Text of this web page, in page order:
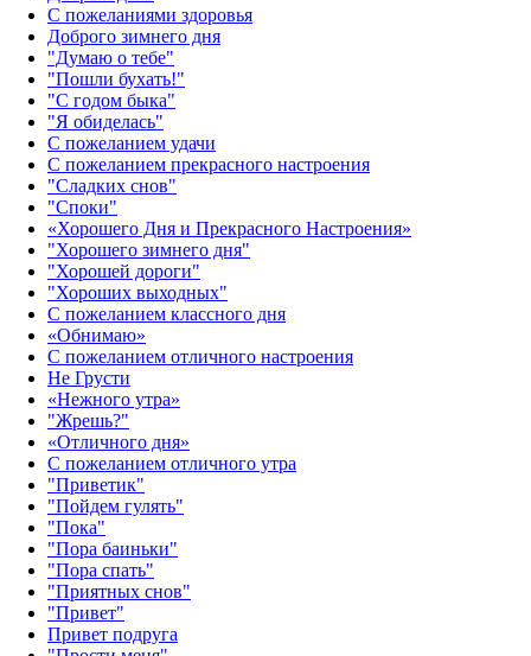
С пожеланиями здоровья
Доброго зимнего дня
"Думаю о тебе"
"Пошли бухать!"
"С годом быка"
"Я обиделась"
С пожеланием удачи
С пожеланием прекрасного настроения
"Сладких снов"
"Споки"
«Хорошего Дня и Прекрасного Настроения»
"Хорошего зимнего дня"
"Хорошей дороги"
"Хороших выходных"
С пожеланием классного дня
«Обнимаю»
С пожеланием отличного настроения
Не Грусти
«Нежного утра»‎
"Жрешь?"
«Отличного дня»‎
С пожеланием отличного утра
"Приветик"
"Пойдем гулять"
"Пока"
"Пора баиньки"
"Пора спать"
"Приятных снов"
"Привет"
Привет подруга